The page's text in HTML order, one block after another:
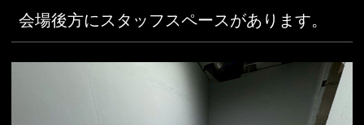
会場後方にスタッフスペースがあります。